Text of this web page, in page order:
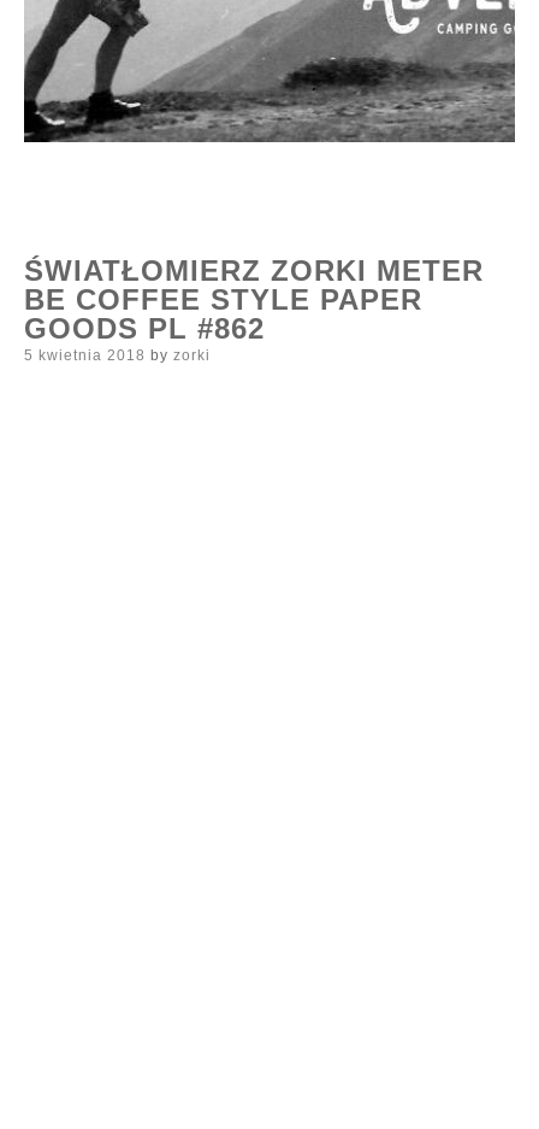
ŚWIATŁOMIERZ ZORKI METER
BE COFFEE STYLE PAPER
GOODS PL #862
Posted
5 kwietnia 2018 by zorki